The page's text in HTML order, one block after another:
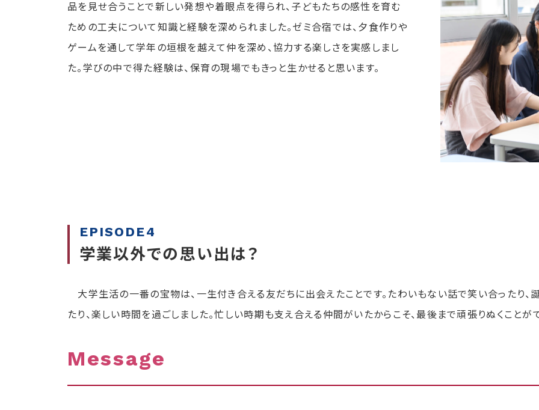
品を見せ合うことで新しい発想や着眼点を得られ、子どもたちの感性を育む
ための工夫について知識と経験を深められました。ゼミ合宿では、夕食作りや
ゲームを通して学年の垣根を越えて仲を深め、協力する楽しさを実感しまし
た。学びの中で得た経験は、保育の現場でもきっと生かせると思います。
EPISODE4
学業以外での思い出は？
大学生活の一番の宝物は、一生付き合える友だちに出会えたことです。たわいもない話で笑い合ったり、
たり、楽しい時間を過ごしました。忙しい時期も支え合える仲間がいたからこそ、最後まで頑張りぬくこと
Message